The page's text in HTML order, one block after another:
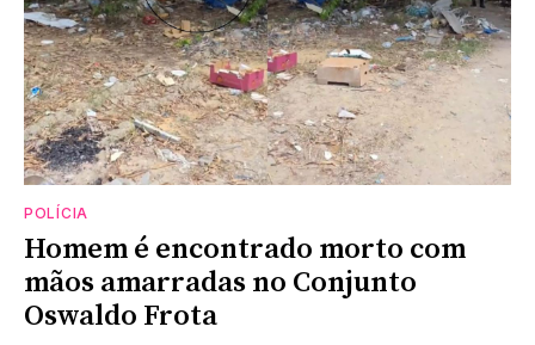
POLÍCIA
Homem é encontrado morto com
mãos amarradas no Conjunto
Oswaldo Frota